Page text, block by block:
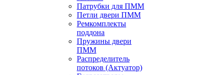
Патрубки для ПММ
Петли двери ПММ
Ремкомплекты
поддона
Пружины двери
ПММ
Распределитель
потоков (Актуатор)